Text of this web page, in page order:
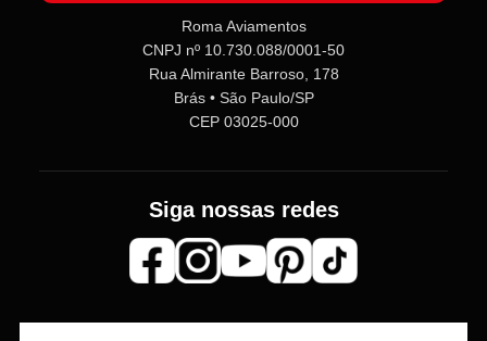
Roma Aviamentos
Olá! 👋 Seja bem-vindo(a) àRoma
Fale com a gente pelo SAC para tirar
dúvidas sobre pedidos e produtos,
ou entre no nosso
Grupo VIP
receba em primeira mão
novidades exclusivas 🎁🧵
Roma Aviamentos
CNPJ nº 10.730.088/0001-50
Rua Almirante Barroso, 178
Brás • São Paulo/SP
CEP 03025-000
Siga nossas redes